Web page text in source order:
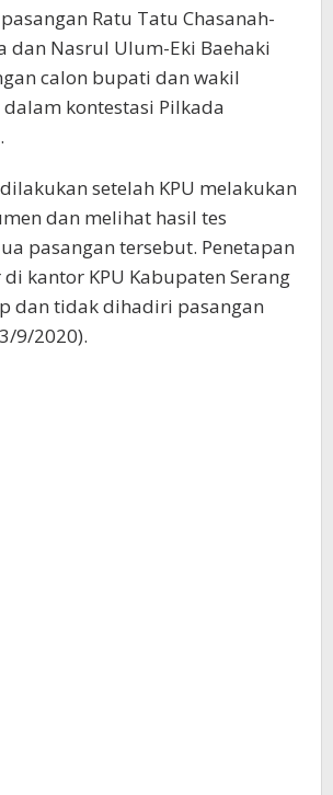
Ratu Tatu Chasanah-
dan Nasrul Ulum-Eki Baehaki
calon bupati dan wakil
kontestasi Pilkada
setelah KPU melakukan
dan melihat hasil tes
pasangan tersebut. Penetapan
kantor KPU Kabupaten Serang
dan tidak dihadiri pasangan
9/2020).